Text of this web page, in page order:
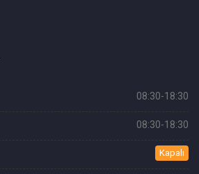
08:30-18:30
08:30-18:30
Kapalı